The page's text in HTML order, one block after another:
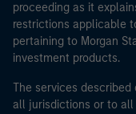
organismes publics
niveau national ou
institutions
la Banque Mondiale,
organisations
leur propre compte.
proceeding as it
restrictions applicable
pertaining to Morgan
investment products.
The services
all jurisdictions or to all